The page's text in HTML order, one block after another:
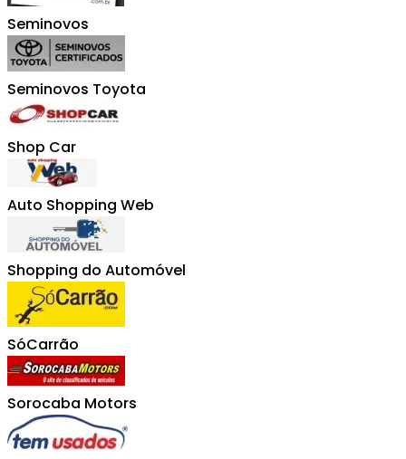
Seminovos
Seminovos Toyota
Shop Car
Auto Shopping Web
Shopping do Automóvel
SóCarrão
Sorocaba Motors